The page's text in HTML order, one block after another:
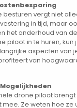
besturen vergt niet
in tijd, maar
het onderhoud van
piloot in te huren, kun
aspecten van
van
drone piloot
mee. Ze weten hoe ze